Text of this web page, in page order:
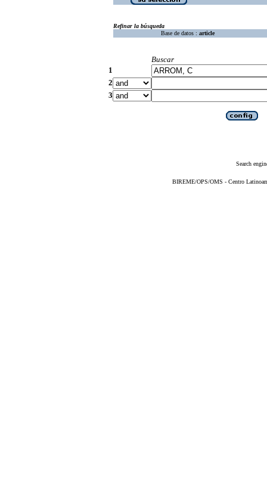
Refinar la búsqueda
Base de datos : article
Buscar
1
2
3
Search
BIREME/OPS/OMS - Centro